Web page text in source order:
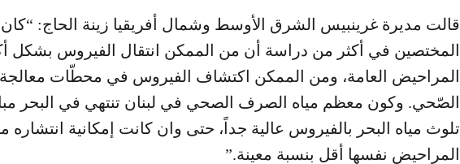
قالت مديرة غرينبيس الشرق الأوسط وشمال أفريقيا زينة الحاج:
المختصين في أكثر من دراسة أن من الممكن انتقال الفيروس بشكل
المراحيض العامة، ومن الممكن اكتشاف الفيروس في محطّات
الصّحي. وكون معظم مياه الصرف الصحي في لبنان تنتهي في البحر
تلوث مياه البحر بالفيروس عالية جداً، حتى وان كانت إمكانية
المراحيض نفسها أقل بنسبة معينة.”